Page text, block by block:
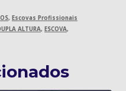
, Escovas Profissionais
ALTURA, ESCOVA,